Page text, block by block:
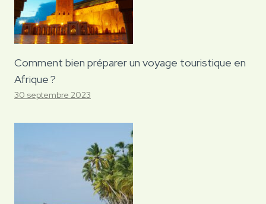
Comment bien préparer un voyage touristique en
Afrique ?
30 septembre 2023